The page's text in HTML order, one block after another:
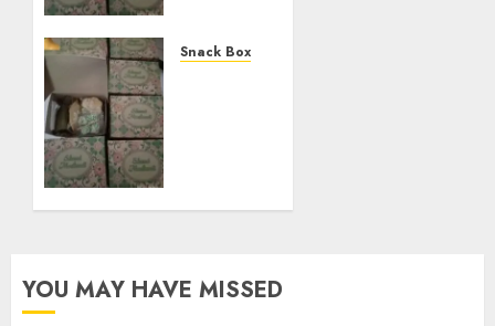
KOTA
Snack Box
14, 2024
YOU MAY HAVE MISSED